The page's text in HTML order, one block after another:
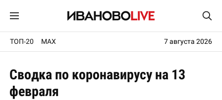
ТОП-20 MAX 7 августа 2026
Сводка по коронавирусу на 13
февраля